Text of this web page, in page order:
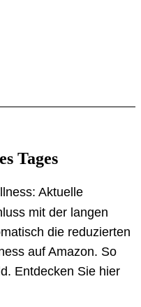
Tages
Aktuelle
mit der langen
die reduzierten
auf Amazon. So
Entdecken Sie hier